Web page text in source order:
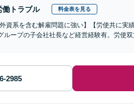
働トラブル 料金表を見る
外資系を含む解雇問題に強い】【労使共に
ループの子会社社長など経営経験有。労使